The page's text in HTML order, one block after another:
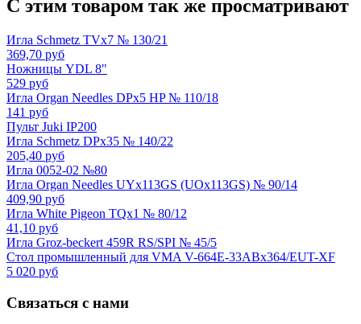
С этим товаром так же просматривают
Игла Schmetz TVx7 № 130/21
369,70 руб
Ножницы YDL 8"
529 руб
Игла Organ Needles DPx5 HP № 110/18
141 руб
Пульт Juki IP200
Игла Schmetz DPx35 № 140/22
205,40 руб
Игла 0052-02 №80
Игла Organ Needles UYx113GS (UOx113GS) № 90/14
409,90 руб
Игла White Pigeon TQx1 № 80/12
41,10 руб
Игла Groz-beckert 459R RS/SPI № 45/5
Стол промышленный для VMA V-664E-33ABx364/EUT-XF
5 020 руб
Связаться с нами